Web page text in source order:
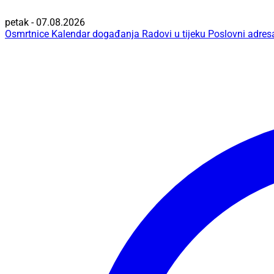
petak - 07.08.2026
Osmrtnice Kalendar događanja Radovi u tijeku Poslovni